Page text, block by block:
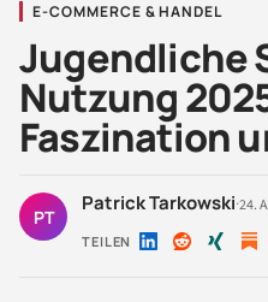
E-COMMERCE & HANDEL
Jugendliche
Nutzung
Faszination
PT
Patrick Tarkowski·24.
TEILEN Auf Auf Auf